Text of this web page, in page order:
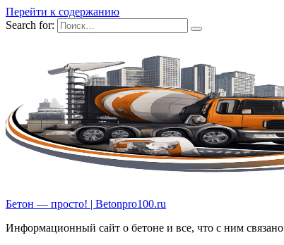
Перейти к содержанию
Search for:
Бетон — просто! | Betonpro100.ru
Информационный сайт о бетоне и все, что с ним связано